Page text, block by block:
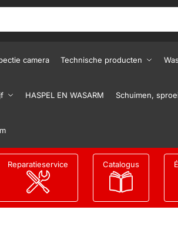
camera Technische producten
HASPEL EN WASARM Schuimen,
Reparatieservice Catalogus